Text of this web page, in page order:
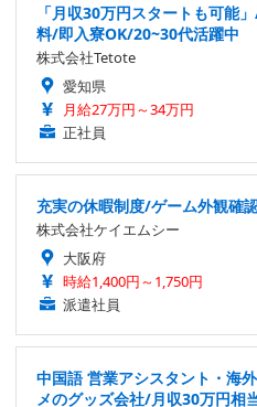
「月収30万円スタートも可能
料/即入寮OK/20~30代活躍中
株式会社Tetote
愛知県
月給27万円～34万円
正社員
充実の休暇制度/ゲーム外観確
株式会社ケイエムシー
大阪府
時給1,400円～1,750円
派遣社員
中国語 営業アシスタント・海
メのグッズ会社/月収30万円相